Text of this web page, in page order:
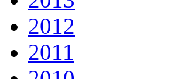
2012
2011